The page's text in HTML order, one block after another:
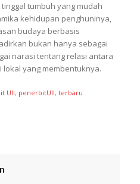
tumbuh yang mudah
kehidupan penghuninya,
budaya berbasis
bukan hanya sebagai
narasi tentang relasi antara
lokal yang membentuknya.
UII, penerbitUII, terbaru